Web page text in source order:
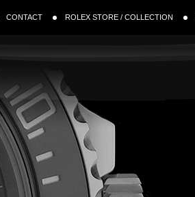
CONTACT ROLEX STORE / COLLECTION